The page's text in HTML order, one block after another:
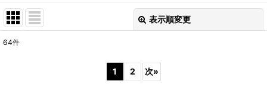
表示順変更
64件
1 2 次»